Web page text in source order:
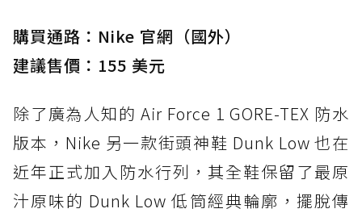
購買通路：Nike 官網（國外）
建議售價：155 美元
除了廣為人知的 Air Force 1 GORE-TEX 防水
版本，Nike 另一款街頭神鞋 Dunk Low 也在
近年正式加入防水行列，其全鞋保留了最原
汁原味的 Dunk Low 低筒經典輪廓，擺脫傳